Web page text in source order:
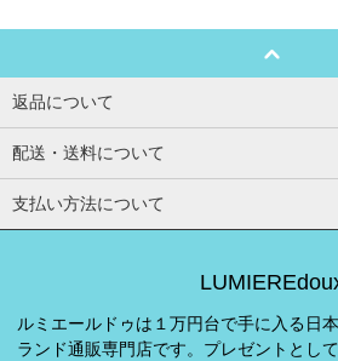
返品について
配送・送料について
支払い方法について
ルミエールドゥは１万円台で手に入る日
ランド通販専門店です。プレゼントとし